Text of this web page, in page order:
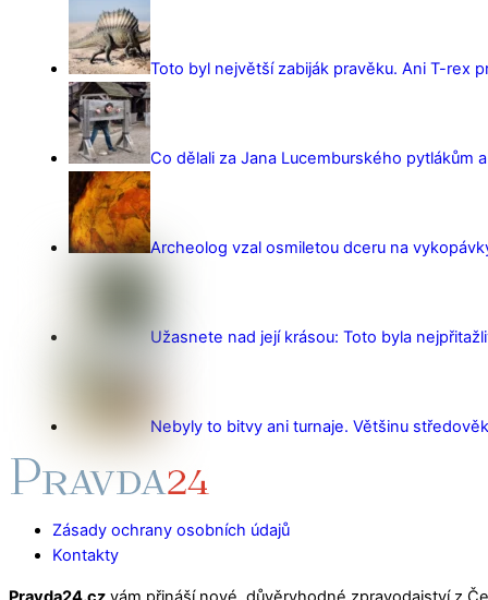
Toto byl největší zabiják pravěku. Ani T-rex
Co dělali za Jana Lucemburského pytlákům
Archeolog vzal osmiletou dceru na
Užasnete nad její krásou: Toto byla
Nebyly to bitvy ani turnaje. Většinu
Zásady ochrany osobních údajů
Kontakty